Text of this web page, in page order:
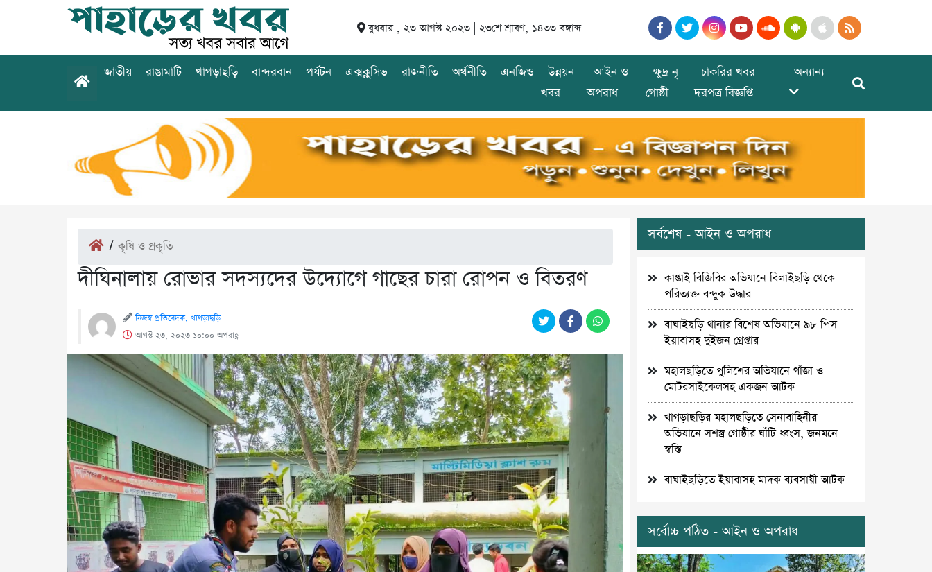
বুধবার , ২৩ আগস্ট ২০২৩ | ২৩শে শ্রাবণ, ১৪৩৩ বঙ্গাব্দ
জাতীয় রাঙামাটি খাগড়াছড়ি বান্দরবান পর্যটন এক্সক্লুসিভ রাজনীতি অর্থনীতি এনজিও
উন্নয়ন
খবর
আইন ও
অপরাধ
ক্ষুদ্র নৃ-
গোষ্ঠী
চাকরির খবর-
দরপত্র বিজ্ঞপ্তি
অন্যান্য
/কৃষি ও প্রকৃতি
দীঘিনালায় রোভার সদস্যদের উদ্যোগে গাছের চারা রোপন ও বিতরণ
নিজস্ব প্রতিবেদক, খাগড়াছড়ি
আগস্ট ২৩, ২০২৩ ১০:০০ অপরাহ্ণ
সর্বশেষ - আইন ও অপরাধ
কাপ্তাই বিজিবির অভিযানে বিলাইছড়ি থেকে
পরিত্যক্ত বন্দুক উদ্ধার
বাঘাইছড়ি থানার বিশেষ অভিযানে ৯৮ পিস
ইয়াবাসহ দুইজন গ্রেপ্তার
মহালছড়িতে পুলিশের অভিযানে গাঁজা ও
মোটরসাইকেলসহ একজন আটক
খাগড়াছড়ির মহালছড়িতে সেনাবাহিনীর
অভিযানে সশস্ত্র গোষ্ঠীর ঘাঁটি ধ্বংস, জনমনে
স্বস্তি
বাঘাইছড়িতে ইয়াবাসহ মাদক ব্যবসায়ী আটক
সর্বোচ্চ পঠিত - আইন ও অপরাধ